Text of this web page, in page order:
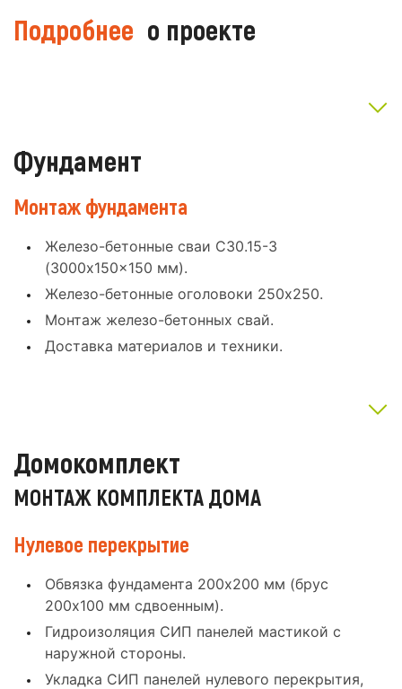
Подробнее о проекте
Фундамент
Монтаж фундамента
Железо-бетонные сваи С30.15-3
(3000x150x150 мм).
Железо-бетонные оголовоки 250x250.
Монтаж железо-бетонных свай.
Доставка материалов и техники.
Домокомплект
МОНТАЖ КОМПЛЕКТА ДОМА
Нулевое перекрытие
Обвязка фундамента 200x200 мм (брус
200x100 мм сдвоенным).
Гидроизоляция СИП панелей мастикой с
наружной стороны.
Укладка СИП панелей нулевого перекрытия,